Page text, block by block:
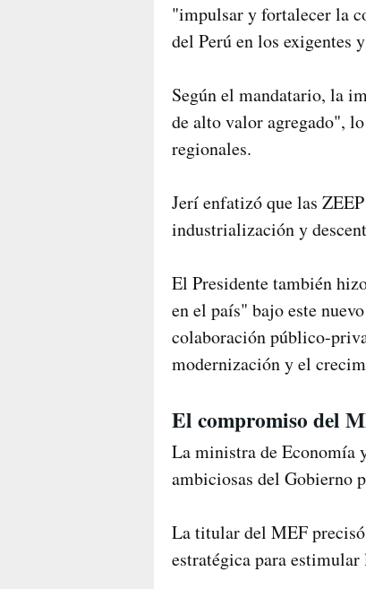
"impulsar y fortalecer la
del Perú en los exigentes
Según el mandatario, la
de alto valor agregado",
regionales.
Jerí enfatizó que las
industrialización y
El Presidente también
en el país" bajo este
colaboración público-
modernización y el
El compromiso del
La ministra de Economía
ambiciosas del Gobierno
La titular del MEF
estratégica para